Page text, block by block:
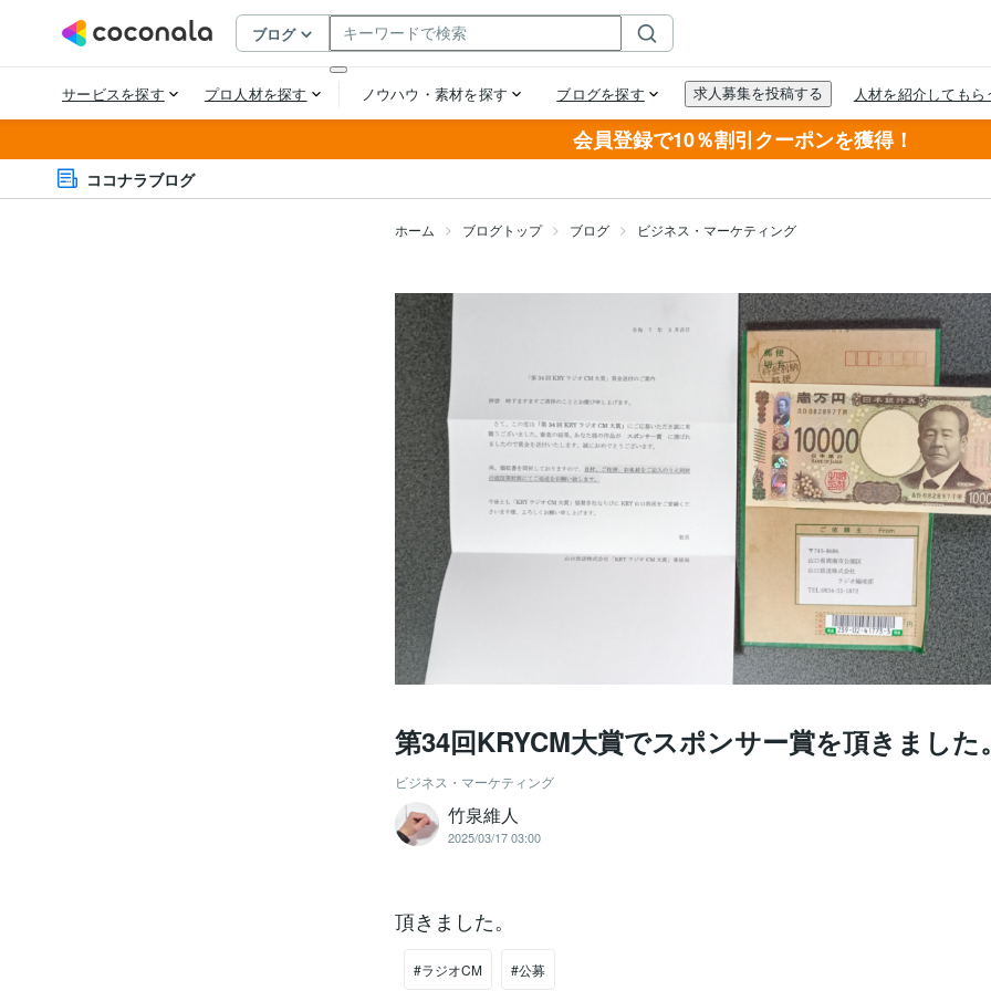
会員登録で10％割引クーポンを獲得！
ココナラブログ
ホーム ブログトップ ブログ ビジネス・マーケティング
第34回KRYCM大賞でスポンサー賞を頂きました
ビジネス・マーケティング
竹泉維人
2025/03/17 03:00
頂きました。
#ラジオCM #公募